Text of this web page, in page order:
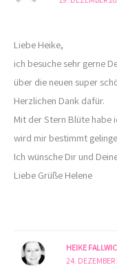
Liebe Heike,
ich besuche sehr gerne
über die neuen super
Herzlichen Dank dafür.
Mit der Stern Blüte habe
wird mir bestimmt
Ich wünsche Dir und
Liebe Grüße Helene
HEIKE
24.